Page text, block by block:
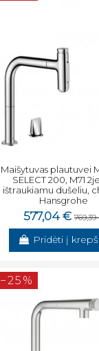
Maišytuvas plautuvei
SELECT 200, M71
ištraukiamu dušeliu,
Hansgrohe
577,04 €
Pridėti į
−25%